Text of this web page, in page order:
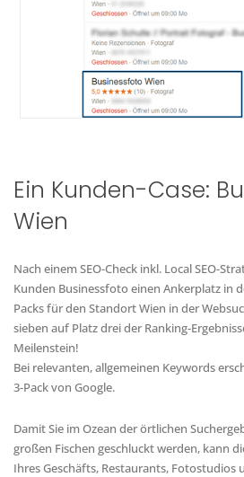
Ein Kunden-Case:
Wien
Nach einem SEO-Check inkl. Local SEO-
Kunden Businessfoto einen Ankerplatz in
Packs für den Standort Wien in der
sieben auf Platz drei der Ranking-
Meilenstein!
Bei relevanten, allgemeinen Keywords
3-Pack von Google.
Damit Sie im Ozean der örtlichen
großen Fischen geschluckt werden, kann
Ihres Geschäfts, Restaurants, Fotostudios